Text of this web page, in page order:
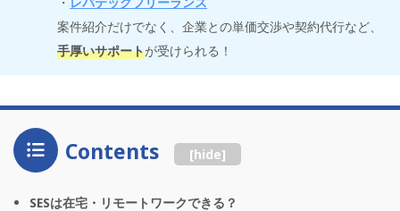
案件紹介だけでなく、企業との単価交渉や契約代行など、
手厚いサポートが受けられる！
Contents [hide]
SESは在宅・リモートワークできる？